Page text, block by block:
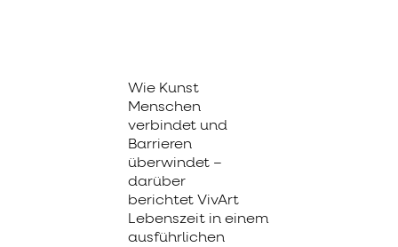
Wie Kunst
Menschen
verbindet und
Barrieren
überwindet –
darüber
berichtet VivArt
Lebenszeit in einem
ausführlichen